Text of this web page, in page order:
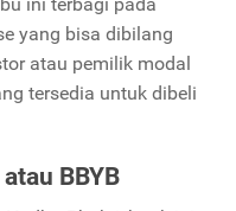
yang bisa dibilang
atau pemilik modal
tersedia untuk dibeli
atau BBYB